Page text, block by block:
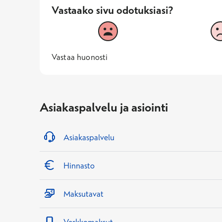
Vastaako sivu odotuksiasi?
Vastaako sivu odotuksiasi?
1
Vastaa huonosti
2
1 -
Vastaa huonosti
—
Asiakaspalvelu ja asiointi
Asiakaspalvelu
Hinnasto
Maksutavat